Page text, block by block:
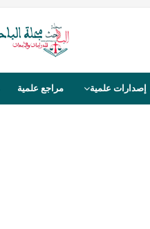
إصدارات علمية مراجع علمية